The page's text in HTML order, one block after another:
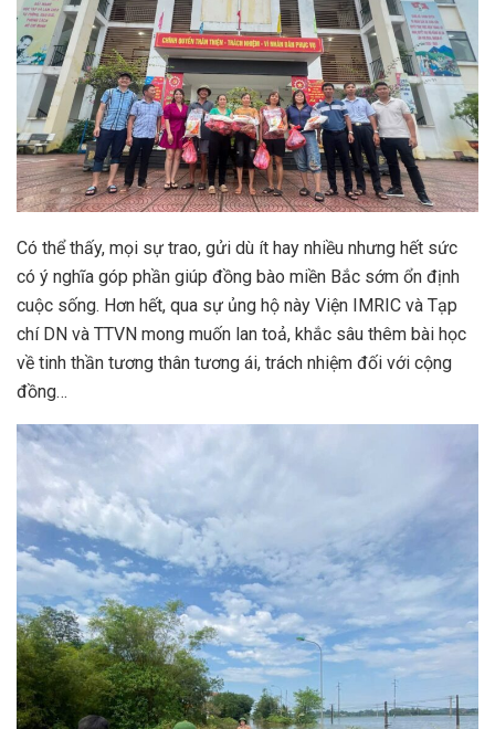
Có thể thấy, mọi sự trao, gửi dù ít hay nhiều nhưng hết sức
có ý nghĩa góp phần giúp đồng bào miền Bắc sớm ổn định
cuộc sống. Hơn hết, qua sự ủng hộ này Viện IMRIC và Tạp
chí DN và TTVN mong muốn lan toả, khắc sâu thêm bài học
về tinh thần tương thân tương ái, trách nhiệm đối với cộng
đồng…